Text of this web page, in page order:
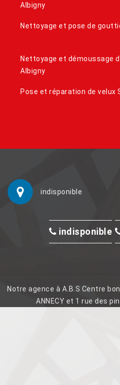
Albigny
Nettoyage et pose de
Nettoyage et démoussage
Albigny
Pose et réparation de velux
indisponible
indisponible
Notre agence à A.B.S Centre
ANNECY et 1 rue des